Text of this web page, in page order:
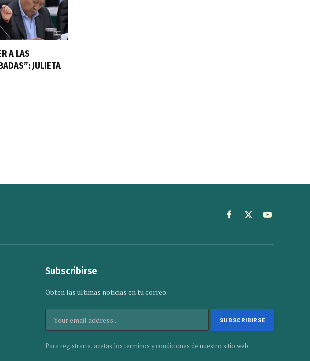
A LAS
JULIETA
Facebook
X
YouTube
Subscribirse
Obten las ultimas noticias en tu correo.
Para registrarte, acetas los terminos y condiciones de nuestro sitio web